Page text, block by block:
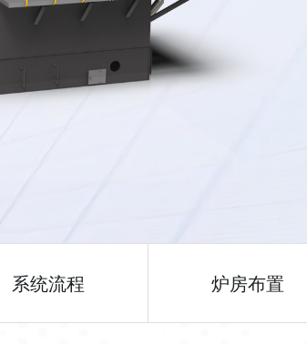
系统流程 炉房布置